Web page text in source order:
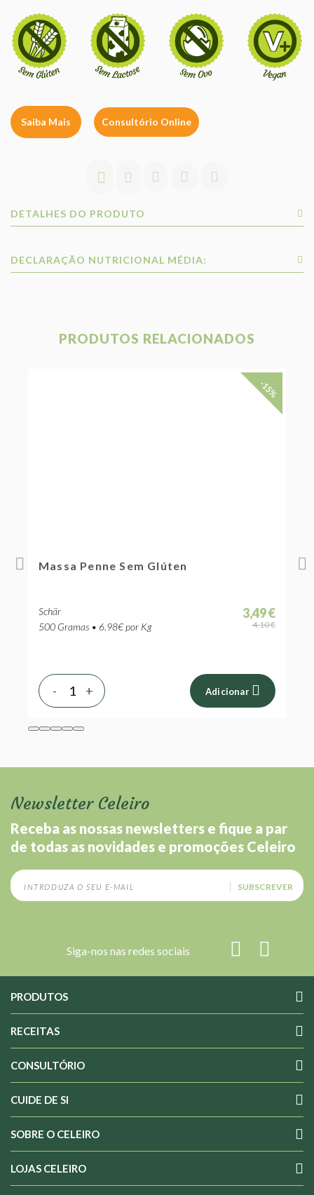
Saiba Mais Consultório Online
DETALHES DO PRODUTO
DECLARAÇÃO NUTRICIONAL MÉDIA:
PRODUTOS RELACIONADOS
-15%
Massa Penne Sem Glúten
Schär
500 Gramas • 6.98€ por Kg
3,49 €
4,10 €
+
- Adicionar
Newsletter Celeiro
Receba as nossas newsletters e fique a par
de todas as novidades e promoções Celeiro
SUBSCREVER
Siga-nos nas redes sociais
PRODUTOS
RECEITAS
CONSULTÓRIO
CUIDE DE SI
SOBRE O CELEIRO
LOJAS CELEIRO